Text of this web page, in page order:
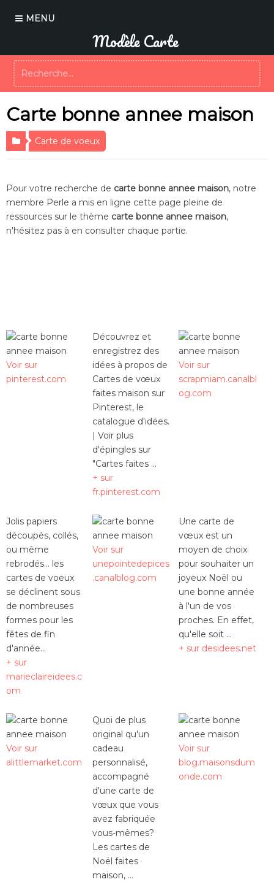
r
c
MENU
Modèle Carte
Carte bonne annee maison
Carte de voeux
Pour votre recherche de carte bonne annee maison, notre
membre Perle a mis en ligne cette page pleine de
ressources sur le thème carte bonne annee maison,
n'hésitez pas à en consulter chaque partie.
Voir sur
pinterest.com
Découvrez et
enregistrez des
idées à propos de
Cartes de vœux
faites maison sur
Pinterest, le
catalogue d'idées.
| Voir plus
d'épingles sur
"Cartes faites ...
+ sur
fr.pinterest.com
Voir sur
scrapmiam.canalbl
og.com
Jolis papiers
découpés, collés,
ou même
rebrodés... les
cartes de voeux
se déclinent sous
de nombreuses
formes pour les
fêtes de fin
d'année...
+ sur
marieclaireidees.c
om
Voir sur
unepointedepices
.canalblog.com
Une carte de
vœux est un
moyen de choix
pour souhaiter un
joyeux Noël ou
une bonne année
à l'un de vos
proches. En effet,
qu'elle soit ...
+ sur desidees.net
Voir sur
alittlemarket.com
Quoi de plus
original qu'un
cadeau
personnalisé,
accompagné
d'une carte de
vœux que vous
avez fabriquée
vous-mêmes?
Les cartes de
Noël faites
maison, ...
Voir sur
blog.maisonsdum
onde.com
c